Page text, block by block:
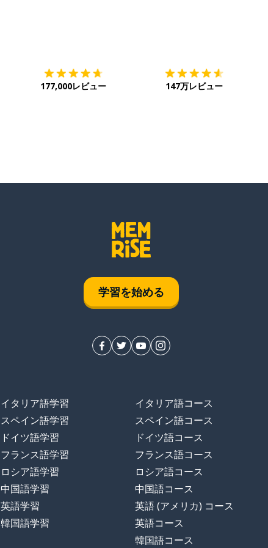
177,000レビュー 147万レビュー
学習を始める
イタリア語学習
スペイン語学習
ドイツ語学習
フランス語学習
ロシア語学習
中国語学習
英語学習
韓国語学習
イタリア語コース
スペイン語コース
ドイツ語コース
フランス語コース
ロシア語コース
中国語コース
英語 (アメリカ) コース
英語コース
韓国語コース